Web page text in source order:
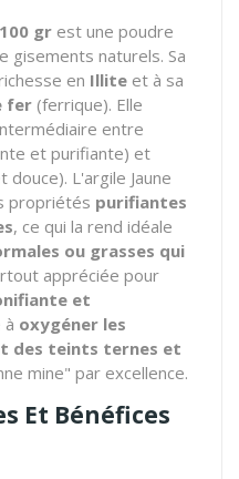
gr est une poudre
gisements naturels. Sa
en Illite et à sa
fer (ferrique). Elle
entre
et purifiante) et
L'argile Jaune
propriétés purifiantes
, ce qui la rend idéale
ou grasses qui
appréciée pour
et
à oxygéner les
des teints ternes et
mine" par excellence.
Et Bénéfices